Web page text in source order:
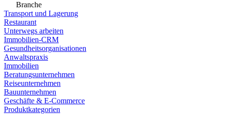
Branche
Transport und Lagerung
Restaurant
Unterwegs arbeiten
Immobilien-CRM
Gesundheitsorganisationen
Anwaltspraxis
Immobilien
Beratungsunternehmen
Reiseunternehmen
Bauunternehmen
Geschäfte & E-Commerce
Produktkategorien